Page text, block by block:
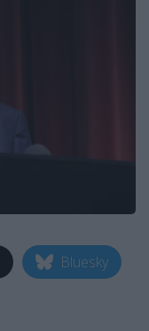
Bluesky